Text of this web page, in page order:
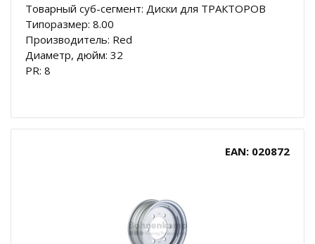
Товарный суб-сегмент: Диски для ТРАКТОРОВ
Типоразмер: 8.00
Производитель: Red
Диаметр, дюйм: 32
PR: 8
EAN: 020872